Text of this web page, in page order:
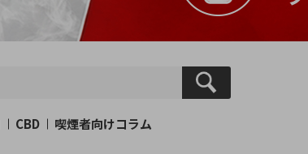
CBD 喫煙者向けコラム